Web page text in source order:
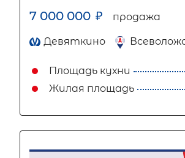
7 000 000 ₽ продажа
Девяткино
Площадь кухни
Жилая площадь